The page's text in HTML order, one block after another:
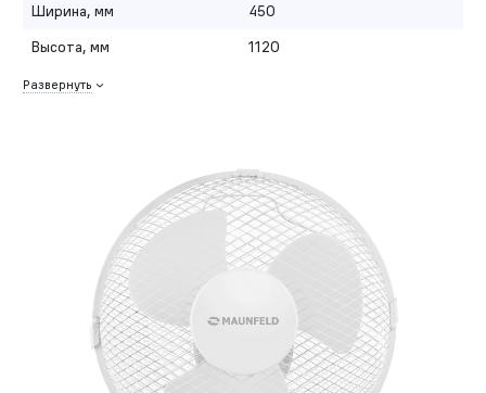
Ширина, мм
450
Высота, мм
1120
Развернуть